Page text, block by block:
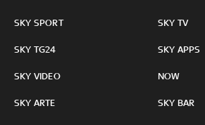
SKY SPORT
SKY TG24
SKY VIDEO
SKY ARTE
SKY TV
SKY APPS
NOW
SKY BAR